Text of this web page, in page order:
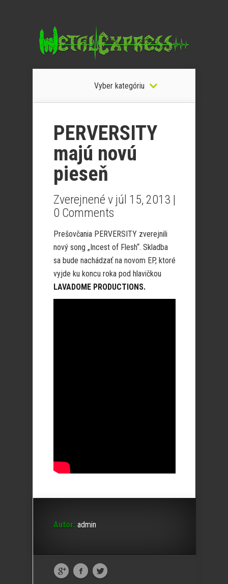
Vyber kategóriu
PERVERSITY
majú novú
pieseň
Zverejnené v júl 15, 2013 |
0 Comments
Prešovčania PERVERSITY zverejnili
nový song „Incest of Flesh“. Skladba
sa bude nachádzať na novom EP, ktoré
vyjde ku koncu roka pod hlavičkou
LAVADOME PRODUCTIONS.
Autor: admin